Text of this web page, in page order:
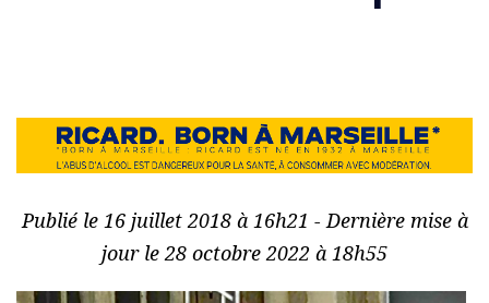
Publié le 16 juillet 2018 à 16h21 - Dernière mise à
jour le 28 octobre 2022 à 18h55